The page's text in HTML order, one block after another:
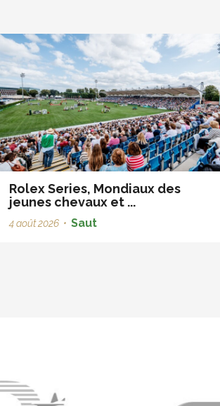
Rolex Series, Mondiaux des
jeunes chevaux et ...
4 août 2026 • Saut